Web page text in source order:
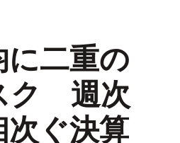
に二重の
ク 週次
ぐ決算